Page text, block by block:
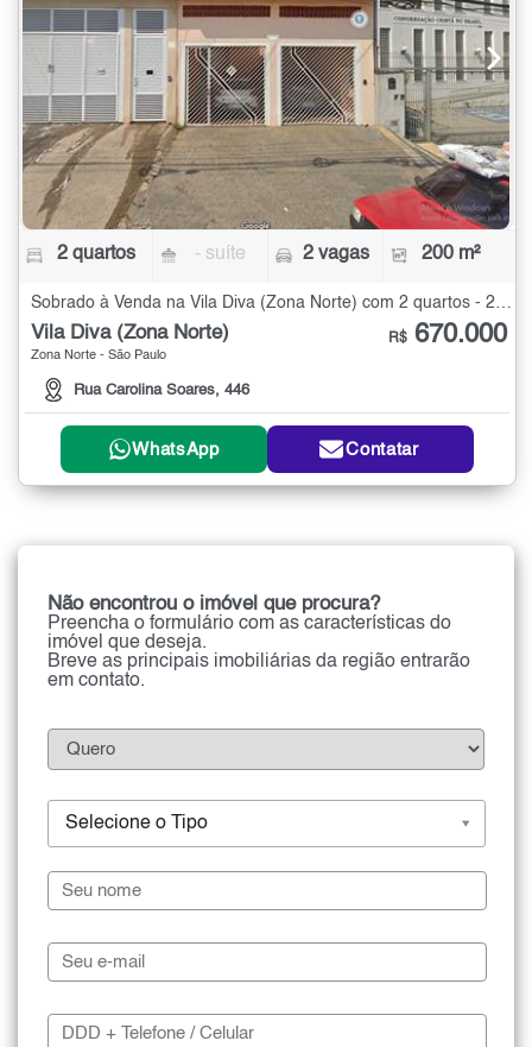
2 quartos - suíte 2 vagas 200 m²
Sobrado à Venda na Vila Diva (Zona Norte) com 2 quartos - 200 m²
Vila Diva (Zona Norte)
Zona Norte - São Paulo
Rua Carolina Soares, 446
R$ 670.000
WhatsApp Contatar
Não encontrou o imóvel que procura?
Preencha o formulário com as características do
imóvel que deseja.
Breve as principais imobiliárias da região entrarão
em contato.
Selecione o Tipo